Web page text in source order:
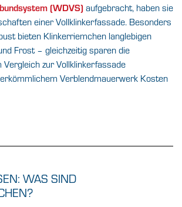
(WDVS) aufgebracht, haben sie
einer Vollklinkerfassade. Besonders
bieten Klinkerriemchen langlebigen
Frost – gleichzeitig sparen die
zur Vollklinkerfassade
Verblendmauerwerk Kosten
WAS SIND